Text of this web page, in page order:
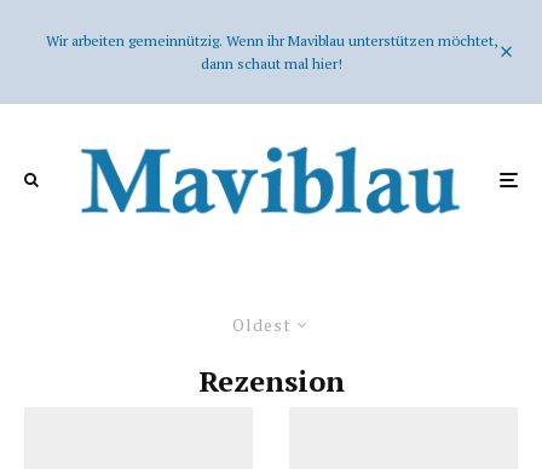
Wir arbeiten gemeinnützig. Wenn ihr Maviblau unterstützen möchtet,
dann schaut mal hier!
Oldest
Rezension